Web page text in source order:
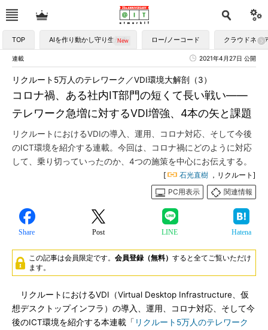
TOP AIを作り動かし守り生かす ロー/ノーコード クラウドネイ
連載 2021年4月27日 公開
コロナ禍、ある社内IT部門の短くて長い戦い――
テレワーク急増に対するVDI増強、4本の矢と課題
リクルート5万人のテレワーク／VDI環境大解剖（3）
リクルートにおけるVDIの導入、運用、コロナ対応、そして今後
のICT環境を紹介する連載。今回は、コロナ禍にどのように対応
して、乗り切っていったのか、4つの施策を中心にお伝えする。
[ 石光直樹 ，リクルート]
PC用表示
関連情報
Share Post LINE Hatena
この記事は会員限定です。 会員登録（無料） すると全てご覧いただけ
ます。
リクルートにおけるVDI（Virtual Desktop Infrastructure、仮
想デスクトップインフラ）の導入、運用、コロナ対応、そして今
後のICT環境を紹介する本連載「 リクルート5万人のテレワーク